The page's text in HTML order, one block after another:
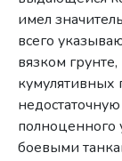
имел
всего
вязком
кумулятивных
полноценного
боевыми